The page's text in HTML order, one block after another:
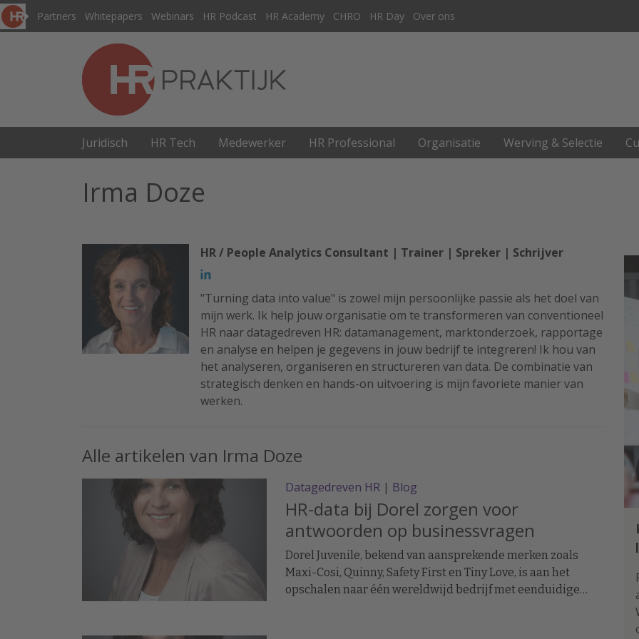
Partners Whitepapers Webinars HR Podcast HR Academy CHRO HR Day Over ons
Juridisch HR Tech Medewerker HR Professional Organisatie Werving & Selectie
Irma Doze
HR / People Analytics Consultant | Trainer | Spreker | Schrijver
"Turning data into value" is zowel mijn persoonlijke passie als het doel van
mijn werk. Ik help jouw organisatie om te transformeren van conventioneel
HR naar datagedreven HR: datamanagement, marktonderzoek, rapportage
en analyse en helpen je gegevens in jouw bedrijf te integreren! Ik hou van
het analyseren, organiseren en structureren van data. De combinatie van
strategisch denken en hands-on uitvoering is mijn favoriete manier van
werken.
Alle artikelen van Irma Doze
Datagedreven HR | Blog
HR-data bij Dorel zorgen voor
antwoorden op businessvragen
Dorel Juvenile, bekend van aansprekende merken zoals
Maxi-Cosi, Quinny, Safety First en Tiny Love, is aan het
opschalen naar één wereldwijd bedrijf met eenduidige